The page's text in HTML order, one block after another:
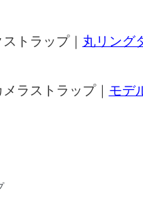
トラップ｜ 丸リング
ラストラップ｜ モデ